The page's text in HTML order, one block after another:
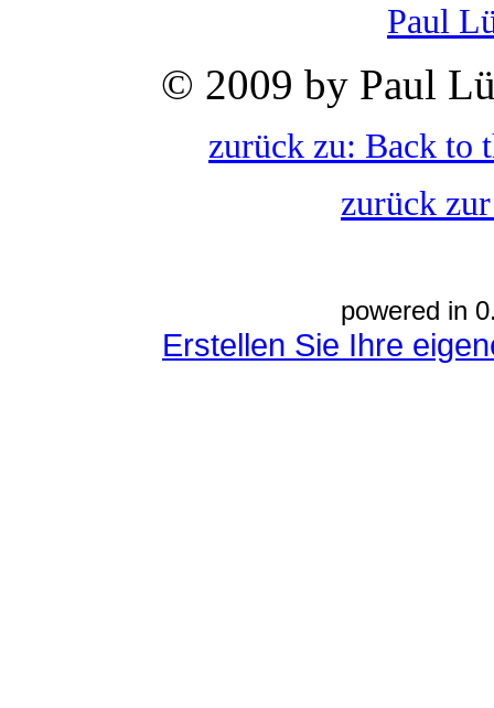
Paul
© 2009 by Paul
zurück zu: Back to
zurück
powered in
Erstellen Sie Ihre